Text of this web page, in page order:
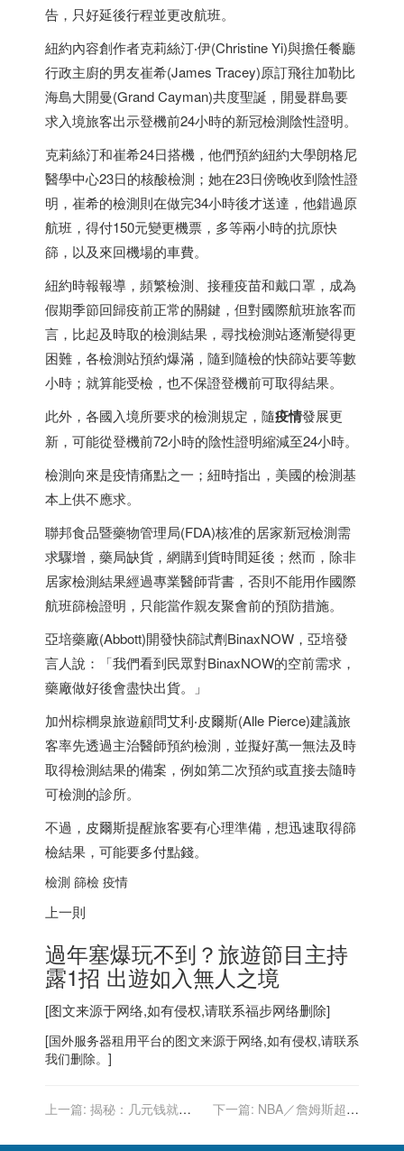
告，只好延後行程並更改航班。
紐約內容創作者克莉絲汀‧伊(Christine Yi)與擔任餐廳
行政主廚的男友崔希(James Tracey)原訂飛往加勒比
海島大開曼(Grand Cayman)共度聖誕，開曼群島要
求入境旅客出示登機前24小時的新冠檢測陰性證明。
克莉絲汀和崔希24日搭機，他們預約紐約大學朗格尼
醫學中心23日的核酸檢測；她在23日傍晚收到陰性證
明，崔希的檢測則在做完34小時後才送達，他錯過原
航班，得付150元變更機票，多等兩小時的抗原快
篩，以及來回機場的車費。
紐約時報報導，頻繁檢測、接種疫苗和戴口罩，成為
假期季節回歸疫前正常的關鍵，但對國際航班旅客而
言，比起及時取的檢測結果，尋找檢測站逐漸變得更
困難，各檢測站預約爆滿，隨到隨檢的快篩站要等數
小時；就算能受檢，也不保證登機前可取得結果。
此外，各國入境所要求的檢測規定，隨疫情發展更
新，可能從登機前72小時的陰性證明縮減至24小時。
檢測向來是疫情痛點之一；紐時指出，美國的檢測基
本上供不應求。
聯邦食品暨藥物管理局(FDA)核准的居家新冠檢測需
求驟增，藥局缺貨，網購到貨時間延後；然而，除非
居家檢測結果經過專業醫師背書，否則不能用作國際
航班篩檢證明，只能當作親友聚會前的預防措施。
亞培藥廠(Abbott)開發快篩試劑BinaxNOW，亞培發
言人說：「我們看到民眾對BinaxNOW的空前需求，
藥廠做好後會盡快出貨。」
加州棕櫚泉旅遊顧問艾利‧皮爾斯(Alle Pierce)建議旅
客率先透過主治醫師預約檢測，並擬好萬一無法及時
取得檢測結果的備案，例如第二次預約或直接去隨時
可檢測的診所。
不過，皮爾斯提醒旅客要有心理準備，想迅速取得篩
檢結果，可能要多付點錢。
檢測 篩檢 疫情
上一則
過年塞爆玩不到？旅遊節目主持
露1招 出遊如入無人之境
[图文来源于网络,如有侵权,请联系福步网络删除]
[国外服务器租用平台的图文来源于网络,如有侵权,请联系
我们删除。]
上一篇: 揭秘：几元钱就能
是给外行看的热闹罢了
下一篇: NBA／詹姆斯超越
分王